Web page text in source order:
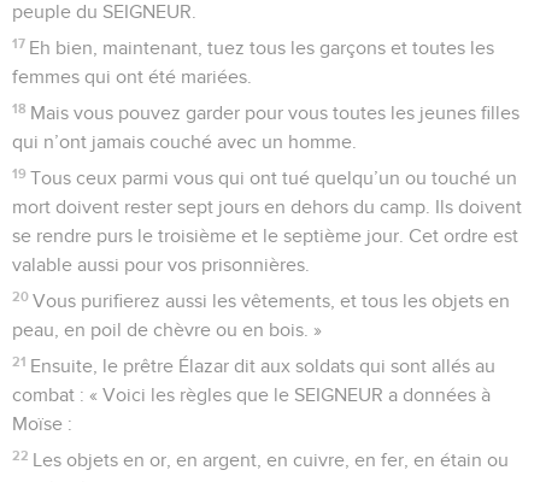
peuple du SEIGNEUR.
17 Eh bien, maintenant, tuez tous les garçons et toutes les
femmes qui ont été mariées.
18 Mais vous pouvez garder pour vous toutes les jeunes filles
qui n’ont jamais couché avec un homme.
19 Tous ceux parmi vous qui ont tué quelqu’un ou touché un
mort doivent rester sept jours en dehors du camp. Ils doivent
se rendre purs le troisième et le septième jour. Cet ordre est
valable aussi pour vos prisonnières.
20 Vous purifierez aussi les vêtements, et tous les objets en
peau, en poil de chèvre ou en bois. »
21 Ensuite, le prêtre Élazar dit aux soldats qui sont allés au
combat : « Voici les règles que le SEIGNEUR a données à
Moïse :
22 Les objets en or, en argent, en cuivre, en fer, en étain ou